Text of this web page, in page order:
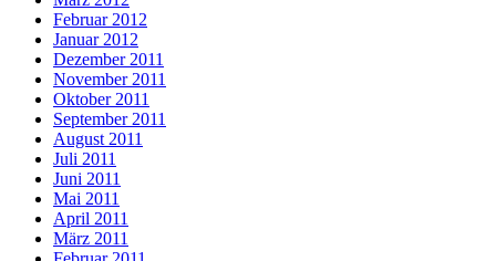
Februar 2012
Januar 2012
Dezember 2011
November 2011
Oktober 2011
September 2011
August 2011
Juli 2011
Juni 2011
Mai 2011
April 2011
März 2011